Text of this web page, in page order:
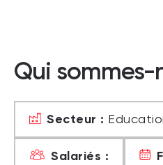
Qui sommes-
Secteur :
Salariés :